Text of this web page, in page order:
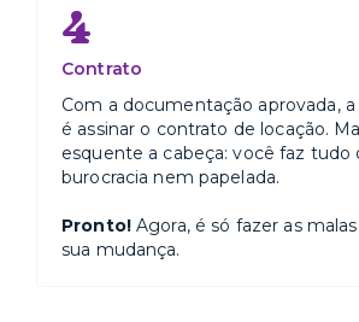
4
Contrato
Com a documentação aprovada,
é assinar o contrato de locação.
esquente a cabeça: você faz tudo
burocracia nem papelada.
Pronto!Agora, é só fazer as
sua mudança.